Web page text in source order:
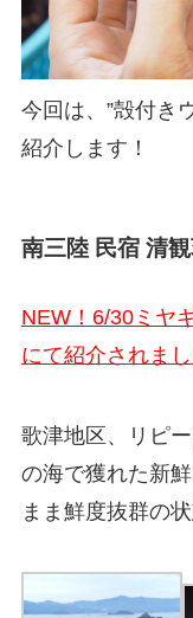
今回は、”殻付き
紹介します！
南三陸 民宿 清
NEW！6/30ミヤ
にて紹介されまし
歌津地区、リピ
の海で獲れた新
まま鮮度抜群の